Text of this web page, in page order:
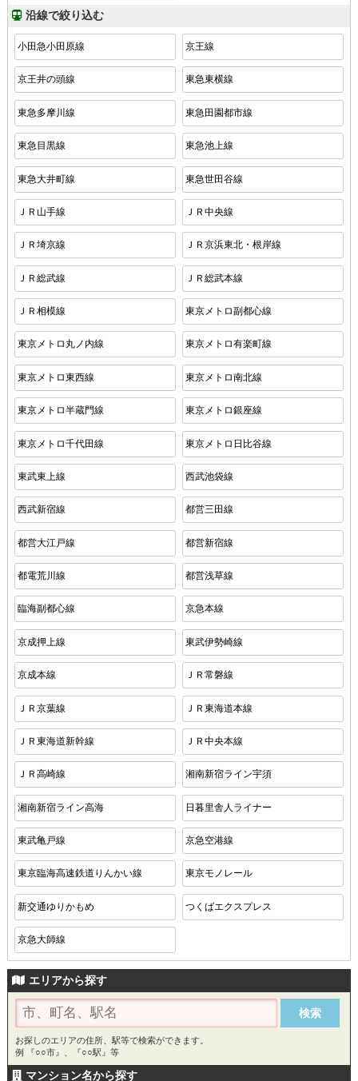
沿線で絞り込む
小田急小田原線 京王線
京王井の頭線 東急東横線
東急多摩川線 東急田園都市線
東急目黒線 東急池上線
東急大井町線 東急世田谷線
ＪＲ山手線 ＪＲ中央線
ＪＲ埼京線 ＪＲ京浜東北・根岸線
ＪＲ総武線 ＪＲ総武本線
ＪＲ相模線 東京メトロ副都心線
東京メトロ丸ノ内線 東京メトロ有楽町線
東京メトロ東西線 東京メトロ南北線
東京メトロ半蔵門線 東京メトロ銀座線
東京メトロ千代田線 東京メトロ日比谷線
東武東上線 西武池袋線
西武新宿線 都営三田線
都営大江戸線 都営新宿線
都電荒川線 都営浅草線
臨海副都心線 京急本線
京成押上線 東武伊勢崎線
京成本線 ＪＲ常磐線
ＪＲ京葉線 ＪＲ東海道本線
ＪＲ東海道新幹線 ＪＲ中央本線
ＪＲ高崎線 湘南新宿ライン宇須
湘南新宿ライン高海 日暮里舎人ライナー
東武亀戸線 京急空港線
東京臨海高速鉄道りんかい線 東京モノレール
新交通ゆりかもめ つくばエクスプレス
京急大師線
エリアから探す
お探しのエリアの住所、駅等で検索ができます。
例 『○○市』、『○○駅』等
マンション名から探す